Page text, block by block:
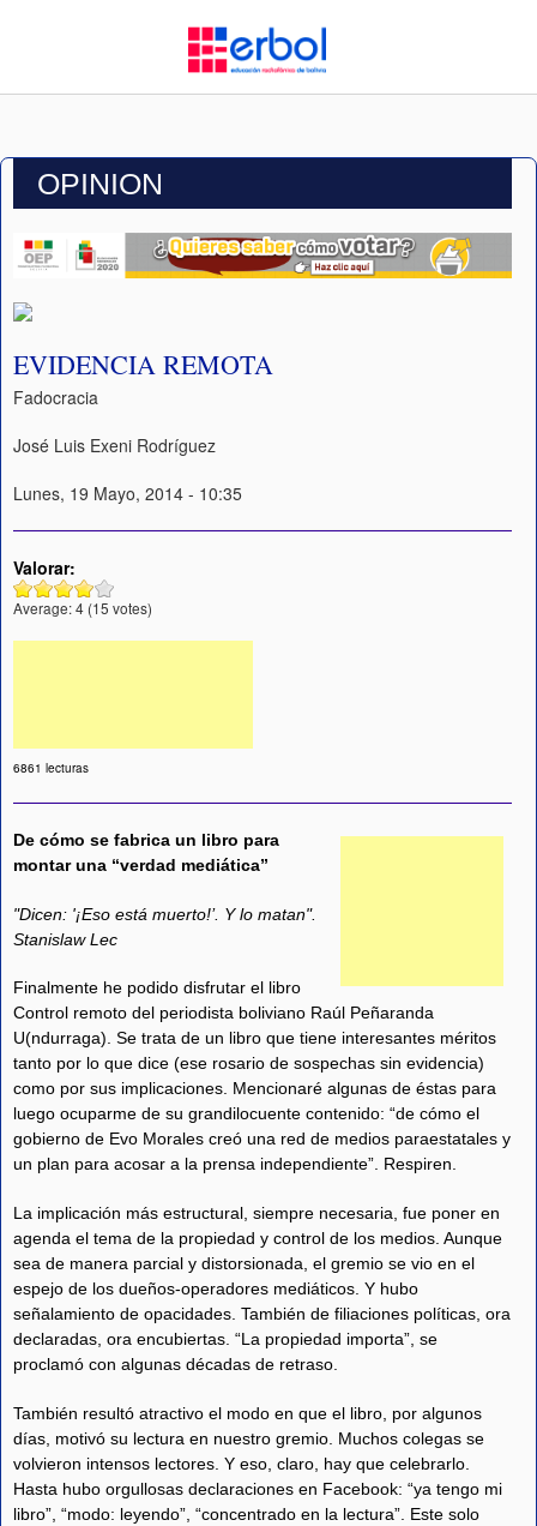
OPINION
EVIDENCIA REMOTA
Fadocracia
José Luis Exeni Rodríguez
Lunes, 19 Mayo, 2014 - 10:35
Valorar:
Average:4 (15 votes)
6861 lecturas
De cómo se fabrica un libro para
montar una “verdad mediática”
"Dicen: '¡Eso está muerto!’. Y lo matan".
Stanislaw Lec
Finalmente he podido disfrutar el libro
Control remoto del periodista boliviano Raúl Peñaranda
U(ndurraga). Se trata de un libro que tiene interesantes méritos
tanto por lo que dice (ese rosario de sospechas sin evidencia)
como por sus implicaciones. Mencionaré algunas de éstas para
luego ocuparme de su grandilocuente contenido: “de cómo el
gobierno de Evo Morales creó una red de medios paraestatales y
un plan para acosar a la prensa independiente”. Respiren.
La implicación más estructural, siempre necesaria, fue poner en
agenda el tema de la propiedad y control de los medios. Aunque
sea de manera parcial y distorsionada, el gremio se vio en el
espejo de los dueños-operadores mediáticos. Y hubo
señalamiento de opacidades. También de filiaciones políticas, ora
declaradas, ora encubiertas. “La propiedad importa”, se
proclamó con algunas décadas de retraso.
También resultó atractivo el modo en que el libro, por algunos
días, motivó su lectura en nuestro gremio. Muchos colegas se
volvieron intensos lectores. Y eso, claro, hay que celebrarlo.
Hasta hubo orgullosas declaraciones en Facebook: “ya tengo mi
libro”, “modo: leyendo”, “concentrado en la lectura”. Este solo